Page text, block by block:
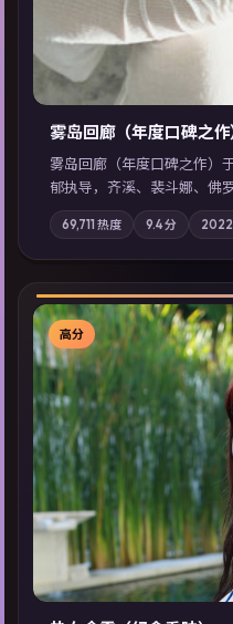
雾岛回廊（年度口碑之作
雾岛回廊（年度口碑之作）
郁执导，齐溪、裴斗娜、佛
主轴，边境小镇的平静被一
地域气质；站内亦可通过「
展检索同类型高分佳作，畅
69,711 热度 9.4分
高分